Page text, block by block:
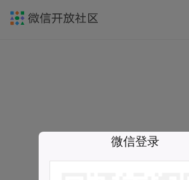
微信登录